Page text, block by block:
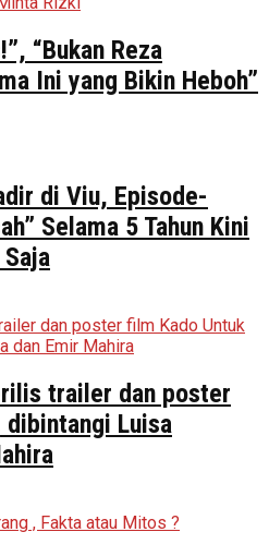
“Bukan Reza
Ini yang Bikin Heboh”
di Viu, Episode-
Selama 5 Tahun Kini
trailer dan poster
Luisa